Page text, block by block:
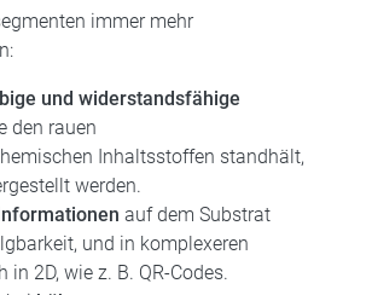
immer mehr
und widerstandsfähige
den rauen
Inhaltsstoffen standhält,
werden.
auf dem Substrat
und in komplexeren
2D, wie z. B. QR-Codes.